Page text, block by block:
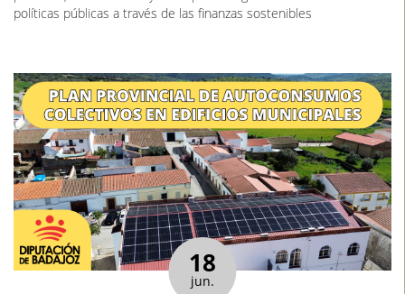
políticas públicas a través de las finanzas sostenibles
18
jun.